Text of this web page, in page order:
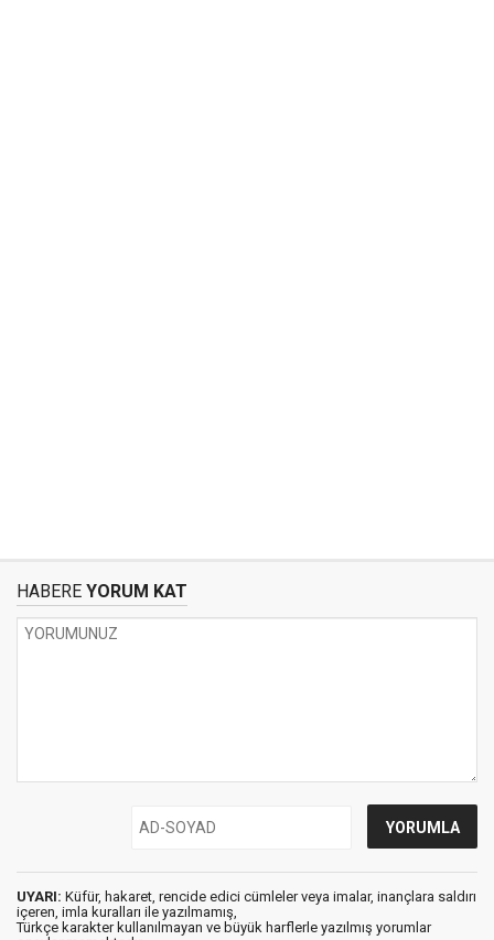
HABERE YORUM KAT
UYARI: Küfür, hakaret, rencide edici cümleler veya imalar, inançlara saldırı
içeren, imla kuralları ile yazılmamış,
Türkçe karakter kullanılmayan ve büyük harflerle yazılmış yorumlar